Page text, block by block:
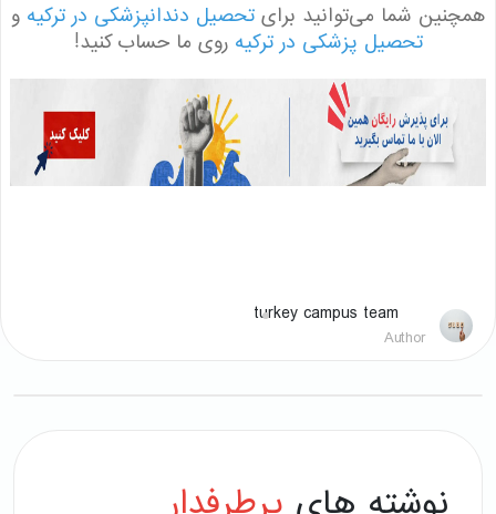
شما می‌توانید برایتحصیل دندانپزشکی در ترکیه و
تحصیل پزشکی در ترکیهروی ما حساب کنید!
turkey campus team
Author